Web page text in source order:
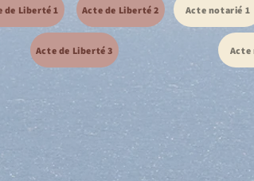
de Liberté 1 Acte de Liberté 2
Acte de Liberté 3
Acte notarié 1
Acte